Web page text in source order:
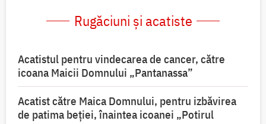
Rugăciuni și acatiste
Acatistul pentru vindecarea de cancer, către
icoana Maicii Domnului „Pantanassa”
Acatist către Maica Domnului, pentru izbăvirea
de patima beției, înaintea icoanei „Potirul